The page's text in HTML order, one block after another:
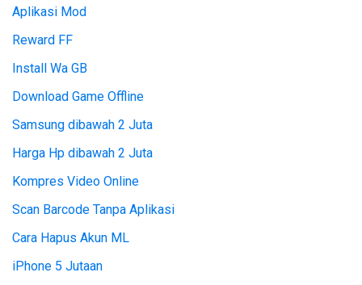
Aplikasi Mod
Reward FF
Install Wa GB
Download Game Offline
Samsung dibawah 2 Juta
Harga Hp dibawah 2 Juta
Kompres Video Online
Scan Barcode Tanpa Aplikasi
Cara Hapus Akun ML
iPhone 5 Jutaan